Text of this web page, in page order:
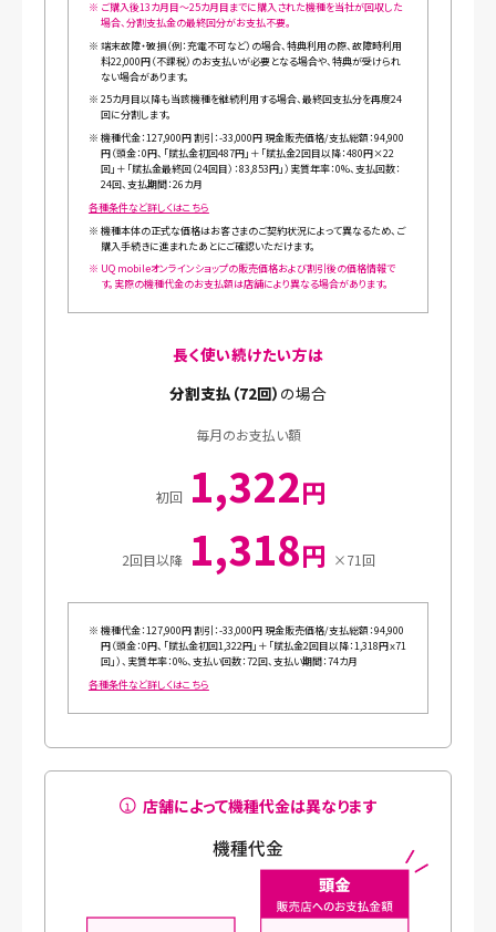
※ ご購入後13カ月目～25カ月目までに購入された機種を当社が回収した
場合、分割支払金の最終回分がお支払不要。
※ 端末故障・破損（例：充電不可など）の場合、特典利用の際、故障時利用
料22,000円（不課税）のお支払いが必要となる場合や、特典が受けられ
ない場合があります。
※ 25カ月目以降も当該機種を継続利用する場合、最終回支払分を再度24
回に分割します。
※ 機種代金：127,900円 割引：-33,000円 現金販売価格/支払総額：94,900
円（頭金：0円、「賦払金初回487円」＋「賦払金2回目以降：480円×22
回」＋「賦払金最終回（24回目）：83,853円」）実質年率：0%、支払回数：
24回、支払期間：26カ月
各種条件など詳しくはこちら
※ 機種本体の正式な価格はお客さまのご契約状況によって異なるため、ご
購入手続きに進まれたあとにご確認いただけます。
※ UQ mobileオンラインショップの販売価格および割引後の価格情報で
す。実際の機種代金のお支払額は店舗により異なる場合があります。
長く使い続けたい方は
分割支払（72回） の場合
毎月のお支払い額
初回 1,322円
2回目以降 1,318円 ×71回
※ 機種代金：127,900円 割引：-33,000円 現金販売価格/支払総額：94,900
円（頭金：0円、「賦払金初回1,322円」＋「賦払金2回目以降：1,318円ｘ71
回」）、実質年率：0%、支払い回数：72回、支払い期間：74カ月
各種条件など詳しくはこちら
店舗によって機種代金は異なります